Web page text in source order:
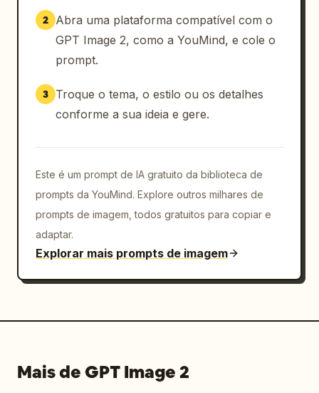
魅力＝明るさ＋透明感＋知性＋親しみやすさ
"
      },
      {
        "role": "fórmula de combinação mais
forte",
        "decorations": "sublinhados ondulados
amarela em 最強"
      },
      {
        "position": "meio esquerdo",
        "role": "nota de personalidade 1",
すさ"
      {
        "text": "軽やかさ＋自信 = さわやかオーラ"
2
Abra uma plataforma compatível com o
GPT Image 2, como a YouMind, e cole o
prompt.
3
Troque o tema, o estilo ou os detalhes
conforme a sua ideia e gere.
Este é um prompt de IA gratuito da biblioteca de
prompts da YouMind. Explore outros milhares de
prompts de imagem, todos gratuitos para copiar e
adaptar.
Explorar mais prompts de imagem
Mais de GPT Image 2